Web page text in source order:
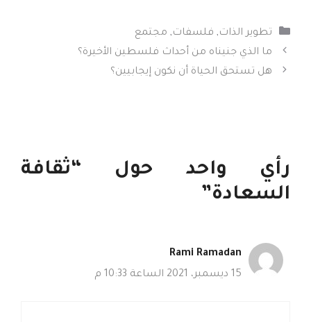
التصنيفات
تطوير الذات, فلسفات, مجتمع
ما الذي جنيناه من أحداث فلسطين الأخيرة؟
هل تستحق الحياة أن نكون إيجابيين؟
رأي واحد حول “ثقافة
السعادة”
Rami Ramadan
15 ديسمبر، 2021 الساعة 10:33 م